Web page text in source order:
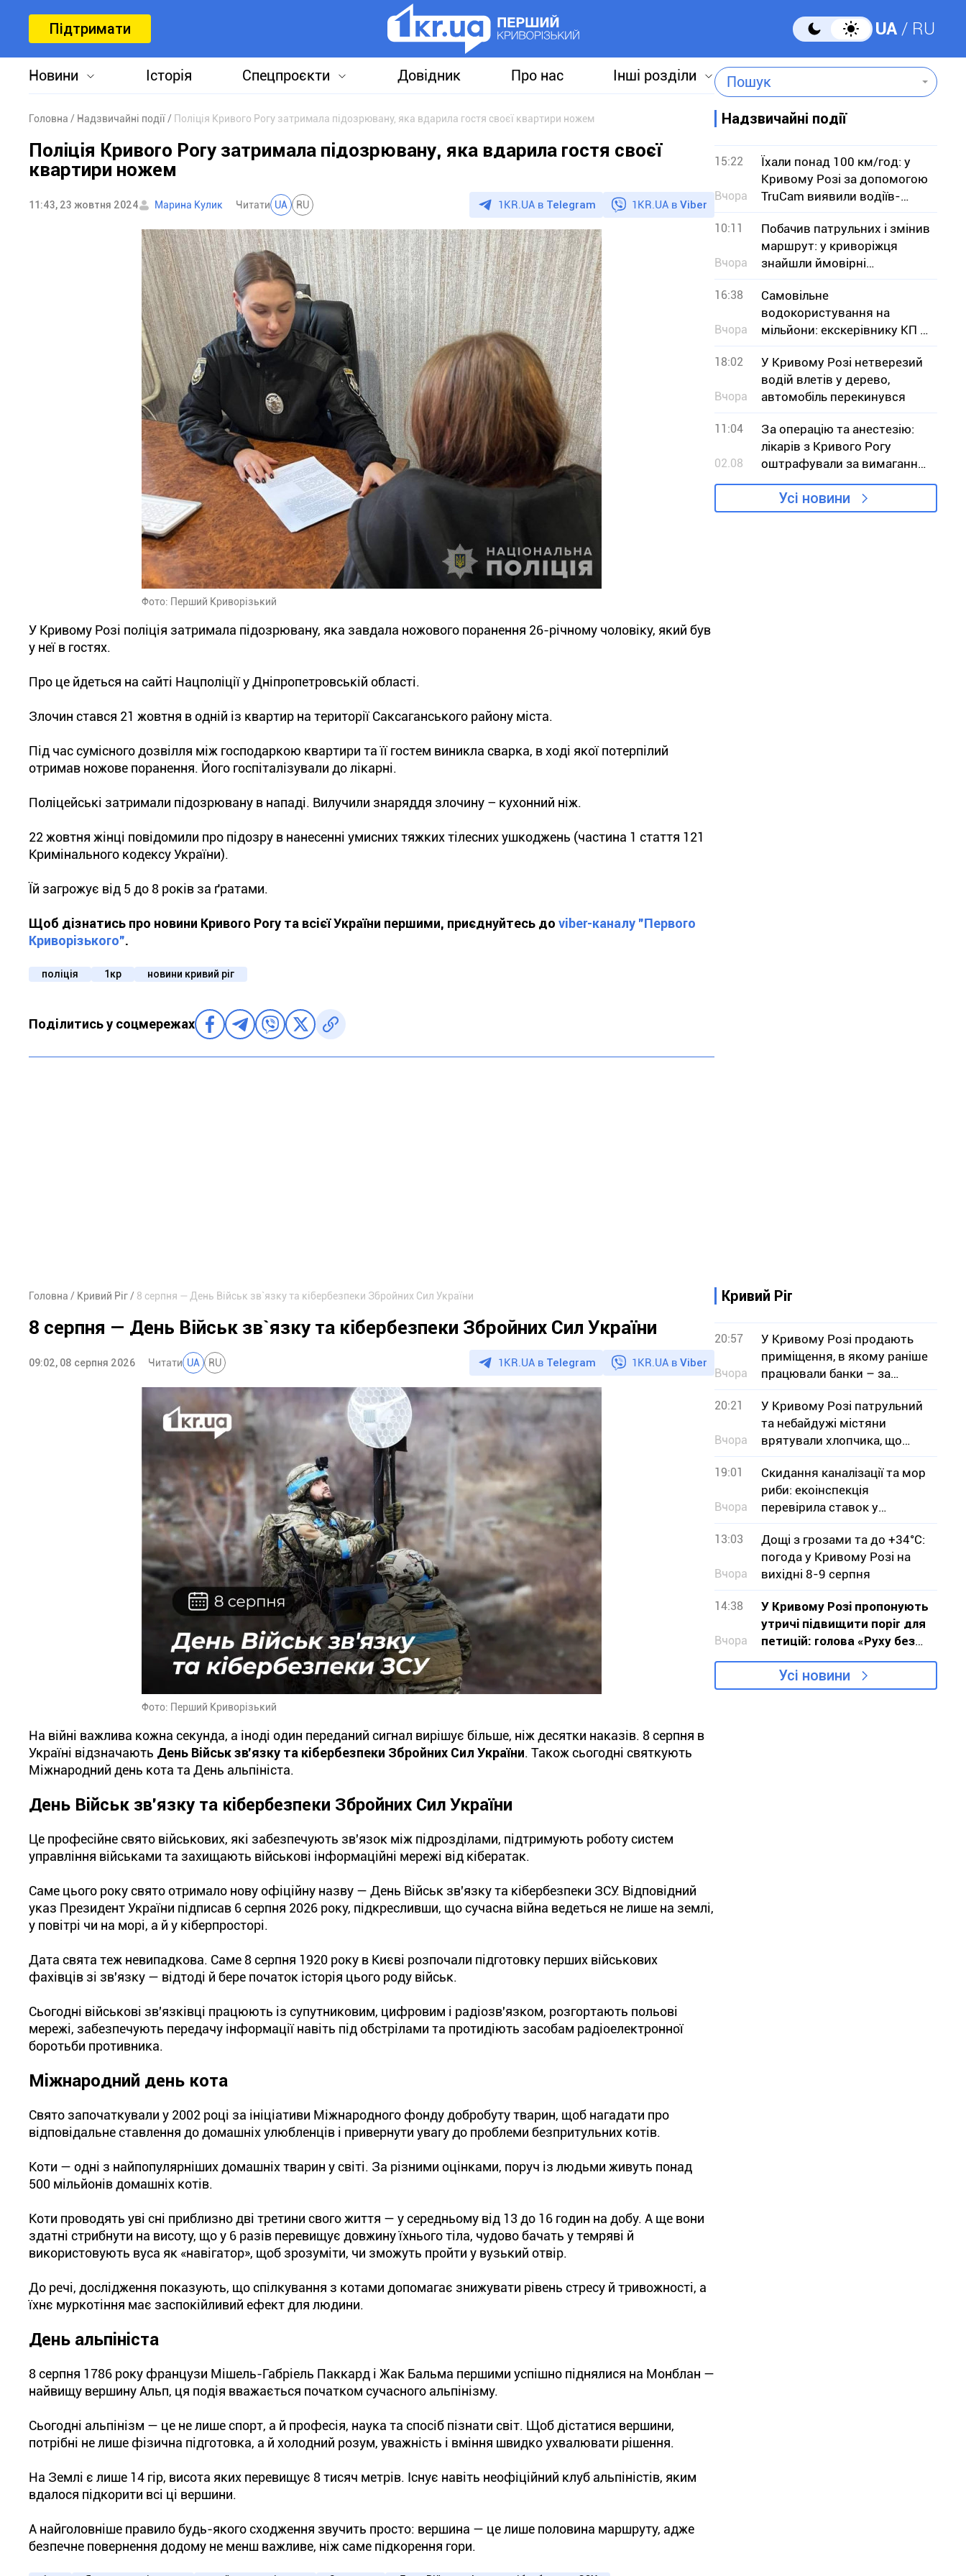
Підтримати UA RU
Новини Історія Спецпроєкти Довідник Про нас Інші розділи Пошук
Головна Надзвичайні події Поліція Кривого Рогу затримала підозрювану, яка вдарила гостя своєї квартири ножем
Поліція Кривого Рогу затримала підозрювану, яка вдарила гостя своєї
квартири ножем
11:43, 23 жовтня 2024 Марина Кулик Читати UA RU 1KR.UA в Telegram 1KR.UA в Viber
Фото: Перший Криворізький
У Кривому Розі поліція затримала підозрювану, яка завдала ножового поранення 26-річному чоловіку, який був
у неї в гостях.
Про це йдеться на сайті Нацполіції у Дніпропетровській області.
Злочин стався 21 жовтня в одній із квартир на території Саксаганського району міста.
Під час сумісного дозвілля між господаркою квартири та її гостем виникла сварка, в ході якої потерпілий
отримав ножове поранення. Його госпіталізували до лікарні.
Поліцейські затримали підозрювану в нападі. Вилучили знаряддя злочину – кухонний ніж.
22 жовтня жінці повідомили про підозру в нанесенні умисних тяжких тілесних ушкоджень (частина 1 стаття 121
Кримінального кодексу України).
Їй загрожує від 5 до 8 років за ґратами.
Щоб дізнатись про новини Кривого Рогу та всієї України першими, приєднуйтесь до viber-каналу "Первого
Криворізького".
поліція 1кр новини кривий ріг
Поділитись у соцмережах
Надзвичайні події
15:22
Вчора
Їхали понад 100 км/год: у
Кривому Розі за допомогою
TruCam виявили водіїв-
порушників
10:11
Вчора
Побачив патрульних і змінив
маршрут: у криворіжця
знайшли ймовірні
наркотики
16:38
Вчора
Самовільне
водокористування на
мільйони: екскерівнику КП з
Дніпропетровщини
оголосили підозру
18:02
Вчора
У Кривому Розі нетверезий
водій влетів у дерево,
автомобіль перекинувся
11:04
02.08
За операцію та анестезію:
лікарів з Кривого Рогу
оштрафували за вимагання
грошей у пацієнта
Усі новини
Головна Кривий Ріг 8 серпня — День Військ зв`язку та кібербезпеки Збройних Сил України
8 серпня — День Військ зв`язку та кібербезпеки Збройних Сил України
09:02, 08 серпня 2026 Читати UA RU 1KR.UA в Telegram 1KR.UA в Viber
Фото: Перший Криворізький
На війні важлива кожна секунда, а іноді один переданий сигнал вирішує більше, ніж десятки наказів. 8 серпня в
Україні відзначають День Військ зв'язку та кібербезпеки Збройних Сил України. Також сьогодні святкують
Міжнародний день кота та День альпініста.
День Військ зв'язку та кібербезпеки Збройних Сил України
Це професійне свято військових, які забезпечують зв'язок між підрозділами, підтримують роботу систем
управління військами та захищають військові інформаційні мережі від кібератак.
Саме цього року свято отримало нову офіційну назву — День Військ зв'язку та кібербезпеки ЗСУ. Відповідний
указ Президент України підписав 6 серпня 2026 року, підкресливши, що сучасна війна ведеться не лише на землі,
у повітрі чи на морі, а й у кіберпросторі.
Дата свята теж невипадкова. Саме 8 серпня 1920 року в Києві розпочали підготовку перших військових
фахівців зі зв'язку — відтоді й бере початок історія цього роду військ.
Сьогодні військові зв'язківці працюють із супутниковим, цифровим і радіозв'язком, розгортають польові
мережі, забезпечують передачу інформації навіть під обстрілами та протидіють засобам радіоелектронної
боротьби противника.
Міжнародний день кота
Свято започаткували у 2002 році за ініціативи Міжнародного фонду добробуту тварин, щоб нагадати про
відповідальне ставлення до домашніх улюбленців і привернути увагу до проблеми безпритульних котів.
Коти — одні з найпопулярніших домашніх тварин у світі. За різними оцінками, поруч із людьми живуть понад
500 мільйонів домашніх котів.
Коти проводять уві сні приблизно дві третини свого життя — у середньому від 13 до 16 годин на добу. А ще вони
здатні стрибнути на висоту, що у 6 разів перевищує довжину їхнього тіла, чудово бачать у темряві й
використовують вуса як «навігатор», щоб зрозуміти, чи зможуть пройти у вузький отвір.
До речі, дослідження показують, що спілкування з котами допомагає знижувати рівень стресу й тривожності, а
їхнє муркотіння має заспокійливий ефект для людини.
День альпініста
8 серпня 1786 року французи Мішель-Габріель Паккард і Жак Бальма першими успішно піднялися на Монблан —
найвищу вершину Альп, ця подія вважається початком сучасного альпінізму.
Сьогодні альпінізм — це не лише спорт, а й професія, наука та спосіб пізнати світ. Щоб дістатися вершини,
потрібні не лише фізична підготовка, а й холодний розум, уважність і вміння швидко ухвалювати рішення.
На Землі є лише 14 гір, висота яких перевищує 8 тисяч метрів. Існує навіть неофіційний клуб альпіністів, яким
вдалося підкорити всі ці вершини.
А найголовніше правило будь-якого сходження звучить просто: вершина — це лише половина маршруту, адже
безпечне повернення додому не менш важливе, ніж саме підкорення гори.
Кривий Ріг
20:57
Вчора
У Кривому Розі продають
приміщення, в якому раніше
працювали банки – за
скільки мільйонів гривень
20:21
Вчора
У Кривому Розі патрульний
та небайдужі містяни
врятували хлопчика, що
тонув
19:01
Вчора
Скидання каналізації та мор
риби: екоінспекція
перевірила ставок у
Кривому Розі
13:03
Вчора
Дощі з грозами та до +34°С:
погода у Кривому Розі на
вихідні 8-9 серпня
14:38
Вчора
У Кривому Розі пропонують
утричі підвищити поріг для
петицій: голова «Руху без
меж» звернувся до влади з
критикою проєкту
Усі новини